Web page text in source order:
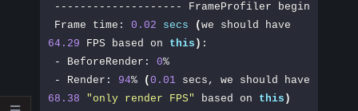
-------------------- FrameProfiler begin
Frame time: 0.02 secs (
64.29 FPS based on this ) :
- BeforeRender: 0%
- Render: 94% ( 0.01
68.38
"only render FPS" based on this )